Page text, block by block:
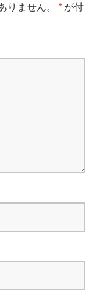
ません。 * が付